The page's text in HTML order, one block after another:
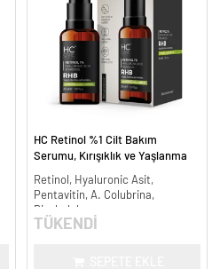
HC Retinol %1 Cilt Bakım
Serumu, Kırışıklık ve Yaşlanma
Retinol, Hyaluronic Asit,
Pentavitin, A. Colubrina,
Bisabolol
TÜKENDİ